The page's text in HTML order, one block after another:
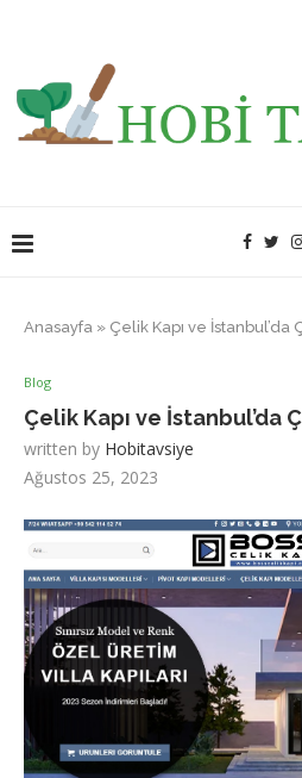
Anasayfa » Çelik Kapı ve İstanbul’da
Blog
Çelik Kapı ve İstanbul’da
written by Hobitavsiye
Ağustos 25, 2023